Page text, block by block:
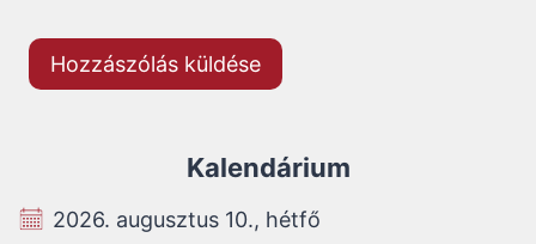
Kalendárium
2026. augusztus 10., hétfő